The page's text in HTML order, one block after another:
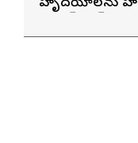
హృదయాలను